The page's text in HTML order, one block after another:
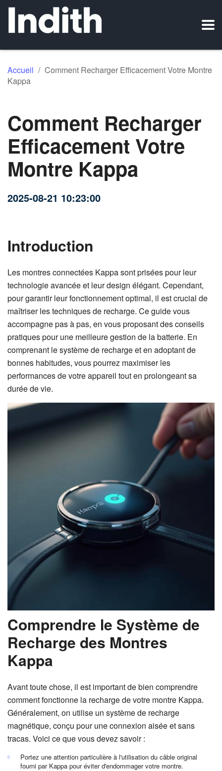
Accueil / Comment Recharger Efficacement Votre Montre
Kappa
Comment Recharger
Efficacement Votre
Montre Kappa
2025-08-21 10:23:00
Introduction
Les montres connectées Kappa sont prisées pour leur
technologie avancée et leur design élégant. Cependant,
pour garantir leur fonctionnement optimal, il est crucial de
maîtriser les techniques de recharge. Ce guide vous
accompagne pas à pas, en vous proposant des conseils
pratiques pour une meilleure gestion de la batterie. En
comprenant le système de recharge et en adoptant de
bonnes habitudes, vous pourrez maximiser les
performances de votre appareil tout en prolongeant sa
durée de vie.
Comprendre le Système de
Recharge des Montres
Kappa
Avant toute chose, il est important de bien comprendre
comment fonctionne la recharge de votre montre Kappa.
Généralement, on utilise un système de recharge
magnétique, conçu pour une connexion aisée et sans
tracas. Voici ce que vous devez savoir :
Portez une attention particulière à l'utilisation du câble original
fourni par Kappa pour éviter d'endommager votre montre.